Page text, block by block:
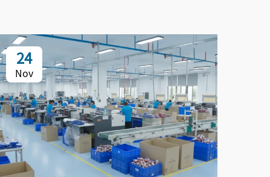
24
Nov